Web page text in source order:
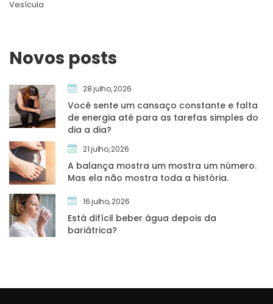
Vesícula
Novos post
28 julho, 2026
Você sente um cansaço constante e falta
de energia até para as tarefas simples do
dia a dia?
21 julho, 2026
A balança mostra um mostra um número.
Mas ela não mostra toda a história.
16 julho, 2026
Está difícil beber água depois da
bariátrica?